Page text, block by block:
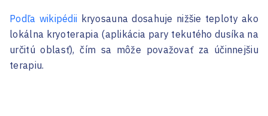
Podľa wikipédii kryosauna dosahuje nižšie teploty ako
lokálna kryoterapia (aplikácia pary tekutého dusíka na
určitú oblasť), čím sa môže považovať za účinnejšiu
terapiu.